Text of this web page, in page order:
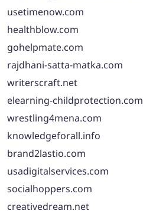
usetimenow.com
healthblow.com
gohelpmate.com
rajdhani-satta-matka.com
writerscraft.net
elearning-childprotection.com
wrestling4mena.com
knowledgeforall.info
brand2lastio.com
usadigitalservices.com
socialhoppers.com
creativedream.net